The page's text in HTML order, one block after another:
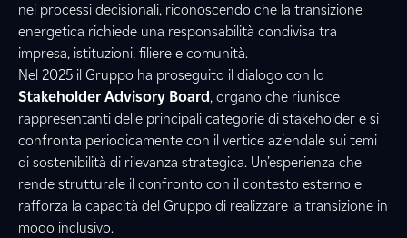
nei processi decisionali, riconoscendo che la transizione
energetica richiede una responsabilità condivisa tra
impresa, istituzioni, filiere e comunità.
Nel 2025 il Gruppo ha proseguito il dialogo con lo
Stakeholder Advisory Board, organo che riunisce
rappresentanti delle principali categorie di stakeholder e si
confronta periodicamente con il vertice aziendale sui temi
di sostenibilità di rilevanza strategica. Un’esperienza che
rende strutturale il confronto con il contesto esterno e
rafforza la capacità del Gruppo di realizzare la transizione in
modo inclusivo.